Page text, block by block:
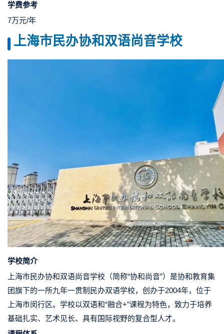
学费参考
7万元/年
上海市民办协和双语尚音学校
学校简介
上海市民办协和双语尚音学校（简称“协和尚音”）是协和教育集
团旗下的一所九年一贯制民办双语学校，创办于2004年，位于
上海市闵行区。学校以双语和“融合+”课程为特色，致力于培养
基础扎实、艺术见长、具有国际视野的复合型人才。